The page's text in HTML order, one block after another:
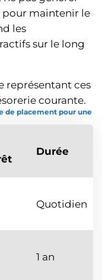
pour maintenir le
les
sur le long
représentant ces
courante.
de placement pour une
Durée
Quotidien
1 an